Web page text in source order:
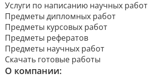
Услуги по написанию научных работ
Предметы дипломных работ
Предметы курсовых работ
Предметы рефератов
Предметы научных работ
Скачать готовые работы
О компании: